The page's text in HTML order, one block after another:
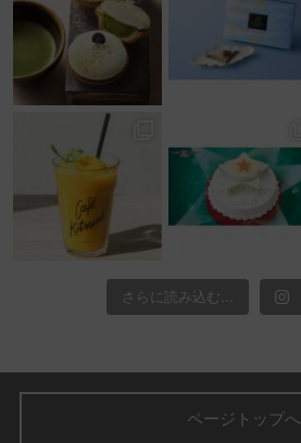
さらに読み込む...
ページトップへ